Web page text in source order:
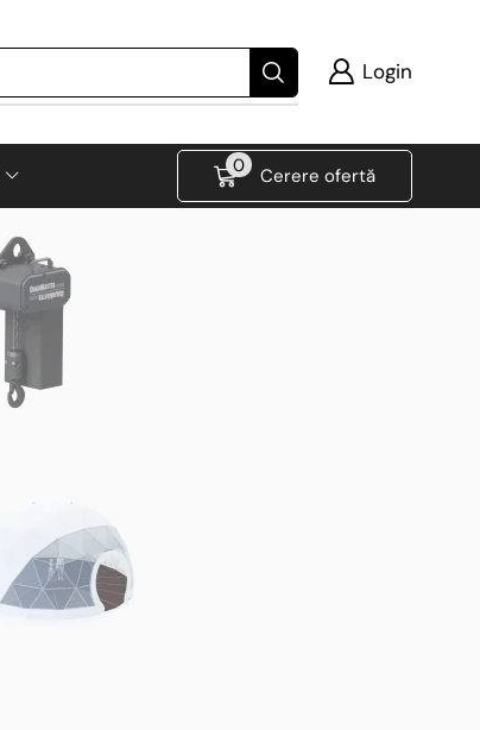
Login
0 Cerere ofertă